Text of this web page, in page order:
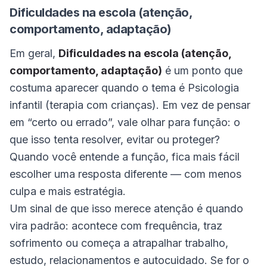
Dificuldades na escola (atenção,
comportamento, adaptação)
Em geral, Dificuldades na escola (atenção,
comportamento, adaptação) é um ponto que
costuma aparecer quando o tema é Psicologia
infantil (terapia com crianças). Em vez de pensar
em “certo ou errado”, vale olhar para função: o
que isso tenta resolver, evitar ou proteger?
Quando você entende a função, fica mais fácil
escolher uma resposta diferente — com menos
culpa e mais estratégia.
Um sinal de que isso merece atenção é quando
vira padrão: acontece com frequência, traz
sofrimento ou começa a atrapalhar trabalho,
estudo, relacionamentos e autocuidado. Se for o